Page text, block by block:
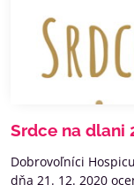
Srdce na dlani
Dobrovoľníci
dňa 21. 12. 2020